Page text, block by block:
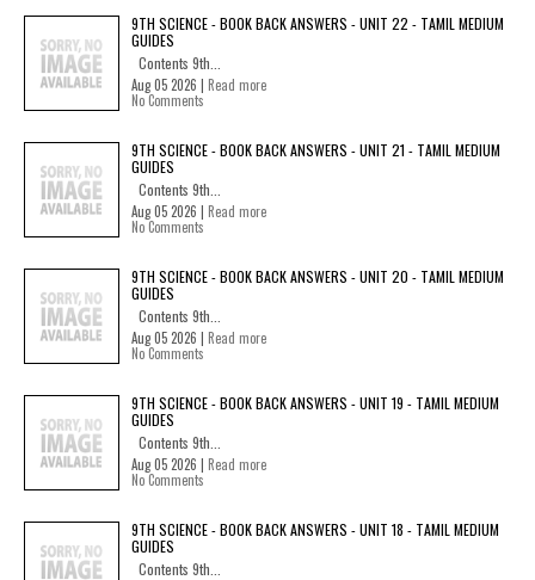
9TH SCIENCE - BOOK BACK ANSWERS - UNIT 22 - TAMIL MEDIUM
GUIDES
Contents 9th...
Aug 05 2026 | Read more
No Comments
9TH SCIENCE - BOOK BACK ANSWERS - UNIT 21 - TAMIL MEDIUM
GUIDES
Contents 9th...
Aug 05 2026 | Read more
No Comments
9TH SCIENCE - BOOK BACK ANSWERS - UNIT 20 - TAMIL MEDIUM
GUIDES
Contents 9th...
Aug 05 2026 | Read more
No Comments
9TH SCIENCE - BOOK BACK ANSWERS - UNIT 19 - TAMIL MEDIUM
GUIDES
Contents 9th...
Aug 05 2026 | Read more
No Comments
9TH SCIENCE - BOOK BACK ANSWERS - UNIT 18 - TAMIL MEDIUM
GUIDES
Contents 9th...